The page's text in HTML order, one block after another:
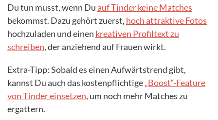
Du tun musst, wenn Du auf Tinder keine Matches
bekommst. Dazu gehört zuerst, hoch attraktive Fotos
hochzuladen und einen kreativen Profiltext zu
schreiben, der anziehend auf Frauen wirkt.
Extra-Tipp: Sobald es einen Aufwärtstrend gibt,
kannst Du auch das kostenpflichtige„Boost“-Feature
von Tinder einsetzen, um noch mehr Matches zu
ergattern.